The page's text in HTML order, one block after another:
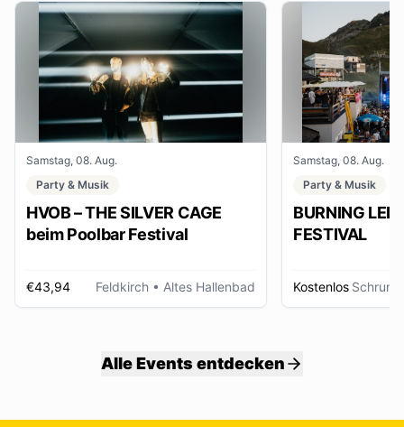
Samstag, 08. Aug.
Party & Musik
HVOB – THE SILVER CAGE
beim Poolbar Festival
€43,94 Feldkirch • Altes Hallenbad
Samstag, 08. Aug.
Party & Musik
BURNING
FESTIVAL
Kostenlos Schruns
Alle Events entdecken